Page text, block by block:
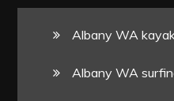
Albany WA
Albany WA